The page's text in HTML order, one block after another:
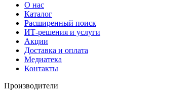
О нас
Каталог
Расширенный поиск
ИТ-решения и услуги
Акции
Доставка и оплата
Медиатека
Контакты
Производители